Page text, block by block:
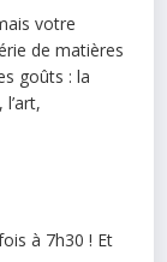
votre
de matières
goûts : la
à 7h30 ! Et